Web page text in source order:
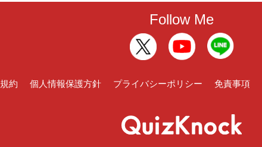
Follow Me
約 個人情報保護方針 プライバシーポリシー 免責事項